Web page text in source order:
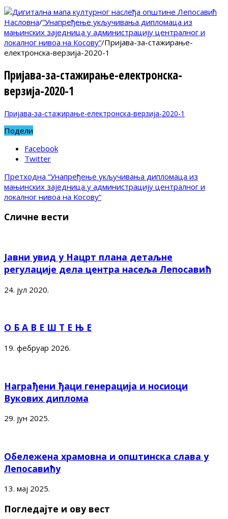
Насловна/“Унапређење укључивања дипломаца из
мањинских заједница у администрацију централног и
локалног нивоа на Косову“/Пријава-за-стажирање-
електронска-верзија-2020-1
Пријава-за-стажирање-електронска-
верзија-2020-1
Пријава-за-стажирање-електронска-верзија-2020-1
Подели
Facebook
Twitter
Претходна “Унапређење укључивања дипломаца из
мањинских заједница у администрацију централног и
локалног нивоа на Косову“
Сличне вести
Јавни увид у Нацрт плана детаљне
регулације дела центра насеља Лепосавић
24. јул 2020.
О Б А В Е Ш Т Е Њ Е
19. фебруар 2026.
Награђени ђаци генерација и носиоци
Вукових диплома
29. јун 2025.
Обележена храмовна и општинска слава у
Лепосавићу
13. мај 2025.
Погледајте и ову вест